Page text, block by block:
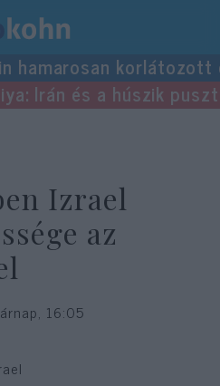
hamarosan
Irán és a húszik
Izrael
az
16:05